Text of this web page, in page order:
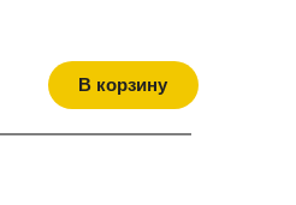
В корзину